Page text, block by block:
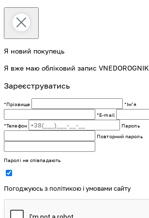
Я новий покупець
Я вже маю обліковий запис VNEDOROGNIK
Зареєструватись
*Прізвище
*Імʼя
*E-mail
*Телефон
Пароль
Повторний пароль
Паролі не співпадають
Погоджуюсь з політикою і умовами сайту